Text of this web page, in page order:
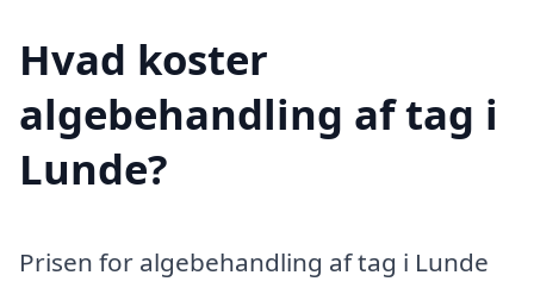
Hvad koster
algebehandling af tag i
Lunde?
Prisen for algebehandling af tag i Lunde